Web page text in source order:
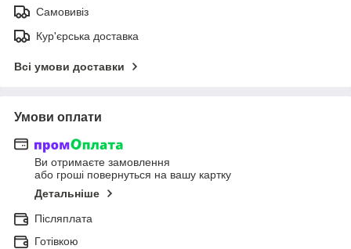
Самовивіз
Кур'єрська доставка
Всі умови доставки
Умови оплати
Ви отримаєте замовлення
або гроші повернуться на вашу картку
Детальніше
Післяплата
Готівкою